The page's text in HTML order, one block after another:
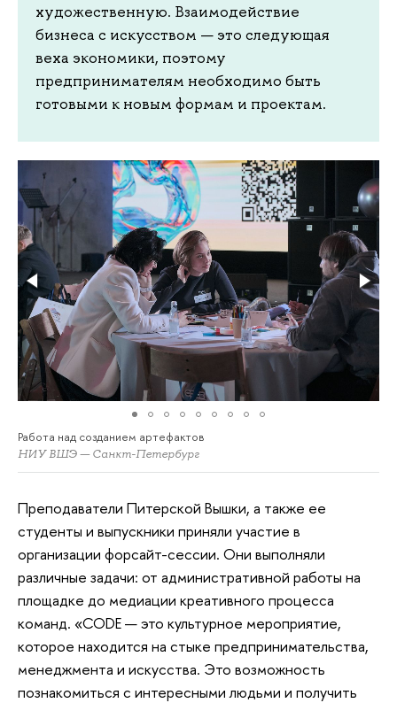
художественную. Взаимодействие
бизнеса с искусством — это следующая
веха экономики, поэтому
предпринимателям необходимо быть
готовыми к новым формам и проектам.
Работа над созданием артефактов
НИУ ВШЭ — Санкт-Петербург
Преподаватели Питерской Вышки, а также ее
студенты и выпускники приняли участие в
организации форсайт-сессии. Они выполняли
различные задачи: от административной работы на
площадке до медиации креативного процесса
команд. «CODE — это культурное мероприятие,
которое находится на стыке предпринимательства,
менеджмента и искусства. Это возможность
познакомиться с интересными людьми и получить